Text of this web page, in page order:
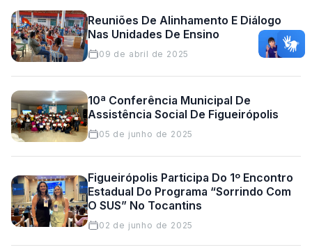
Reuniões De Alinhamento E Diálogo
Nas Unidades De Ensino
09 de abril de 2025
10ª Conferência Municipal De
Assistência Social De Figueirópolis
05 de junho de 2025
Figueirópolis Participa Do 1º Encontro
Estadual Do Programa “Sorrindo Com
O SUS” No Tocantins
02 de junho de 2025